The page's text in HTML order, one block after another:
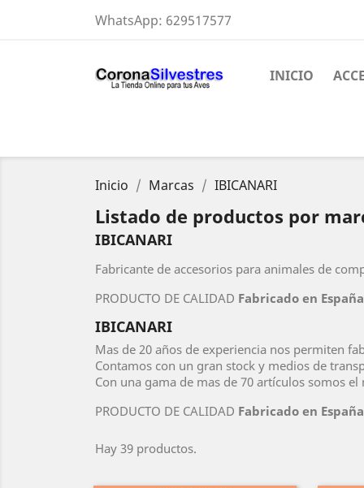
WhatsApp: 629517577
INICIO
Inicio Marcas IBICANARI
Listado de productos por
IBICANARI
Fabricante de accesorios para animales de
PRODUCTO DE CALIDAD Fabricado en España
IBICANARI
Mas de 20 años de experiencia nos permiten
Contamos con un gran stock y medios de
Con una gama de mas de 70 artículos somos
PRODUCTO DE CALIDAD Fabricado en España
Hay 39 productos.